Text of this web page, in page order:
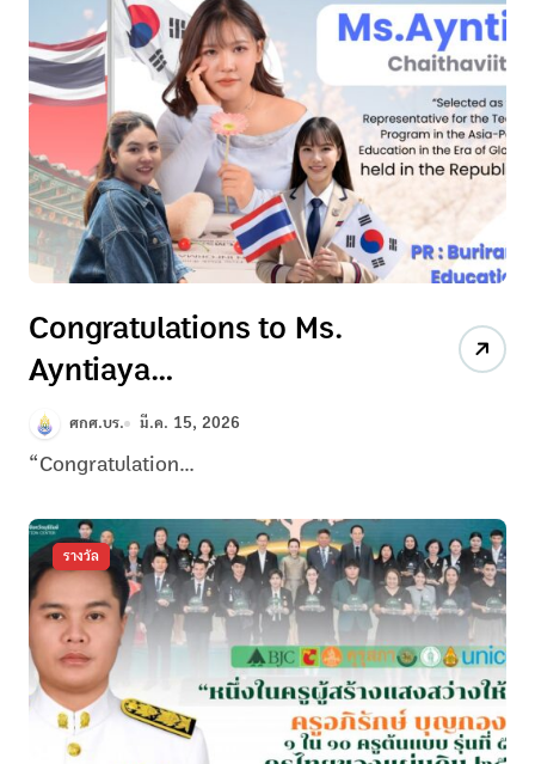
Congratulations to Ms.
Ayntiaya
Chaithaviitanasak
ศกศ.บร. มี.ค. 15, 2026
“Congratulation...
รางวัล